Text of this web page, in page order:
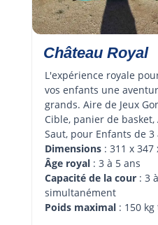
Château Royal
L'expérience royale
vos enfants une
grands. Aire de Jeux
Cible, panier de
Saut, pour Enfants de 3
Dimensions : 311 x 347
Âge royal : 3 à 5 ans
Capacité de la cour : 3
simultanément
Poids maximal : 150 kg